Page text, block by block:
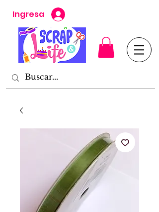
Ingresa